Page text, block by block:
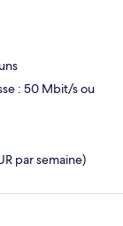
: 50 Mbit/s ou
par semaine)